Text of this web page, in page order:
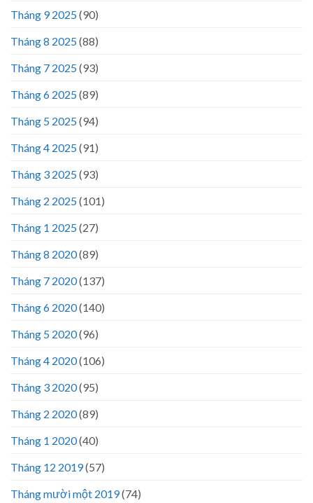
Tháng 9 2025(90)
Tháng 8 2025(88)
Tháng 7 2025(93)
Tháng 6 2025(89)
Tháng 5 2025(94)
Tháng 4 2025(91)
Tháng 3 2025(93)
Tháng 2 2025(101)
Tháng 1 2025(27)
Tháng 8 2020(89)
Tháng 7 2020(137)
Tháng 6 2020(140)
Tháng 5 2020(96)
Tháng 4 2020(106)
Tháng 3 2020(95)
Tháng 2 2020(89)
Tháng 1 2020(40)
Tháng 12 2019(57)
Tháng mười một 2019(74)